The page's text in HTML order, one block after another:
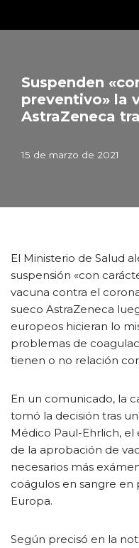
Suspenden
preventivo» la
AstraZeneca
15 de marzo de 2021
El Ministerio de Salud
suspensión «con
vacuna contra el
sueco AstraZeneca
europeos hicieran lo
problemas de
tienen o no relación
En un comunicado, la
tomó la decisión tras
Médico Paul-Ehrlich,
de la aprobación de
necesarios más
coágulos en sangre en
Europa.
Según precisó en la